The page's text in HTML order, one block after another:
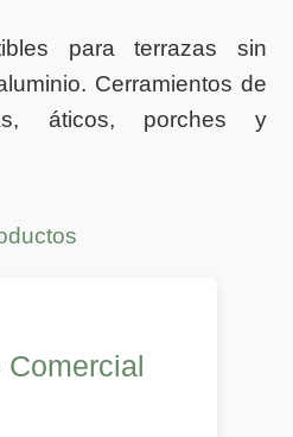
para terrazas sin
Cerramientos de
áticos, porches y
Comercial